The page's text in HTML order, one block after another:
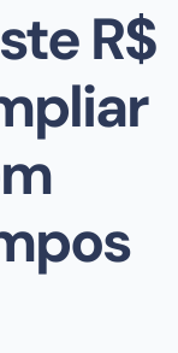
R$